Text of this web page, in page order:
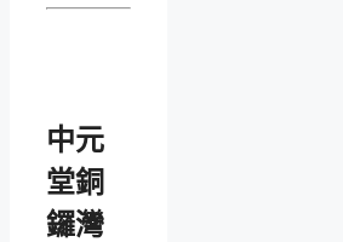
中元
堂銅
鑼灣